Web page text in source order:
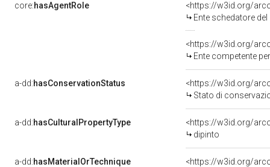
core:hasAgentRole
<https://w3id.org/
Ente schedatore del
<https://w3id.org/
Ente competente per tutela
a-dd:hasConservationStatus
<https://w3id.org/
Stato di
a-dd:hasCulturalPropertyType
<https://w3id.org/
dipinto
a-dd:hasMaterialOrTechnique
<https://w3id.org/